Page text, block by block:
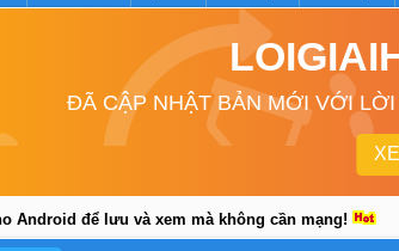
ĐÃ CẬP NHẬT BẢN MỚI VỚI
Android để lưu và xem mà không cần mạng!